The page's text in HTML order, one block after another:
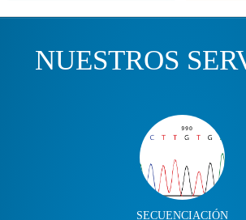
NUESTROS
SECUENCIACIÓN